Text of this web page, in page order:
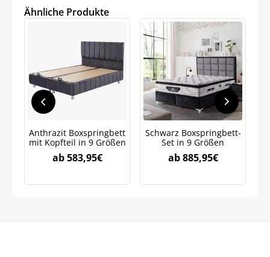
Ähnliche Produkte
Anthrazit Boxspringbett
mit Kopfteil in 9 Größen
ab583,95€
Schwarz Boxspringbett-
Set in 9 Größen
ab885,95€